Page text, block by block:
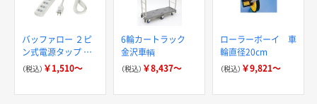
バッファロー ２ピ
ン式電源タップ ６
個口タイプ
（税込） ￥1,510～
6輪カートラック
金沢車輌
（税込） ￥8,437～
ローラーボーイ 車
輪直径20cm
（税込） ￥9,821～